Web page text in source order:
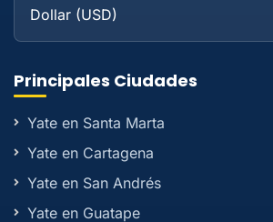
Principales Ciudades
Yate en Santa Marta
Yate en Cartagena
Yate en San Andrés
Yate en Guatape